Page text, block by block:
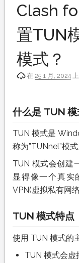
Clash
置TUN
模式？
在 25 1 月, 2024
什么是 TUN 模
TUN 模式是
称为”TUNnel”模式
TUN 模式会创建
显得像一个真实
VPN(虚拟私有网络
TUN 模式特点
使用 TUN 模式的
TUN 模式会虚